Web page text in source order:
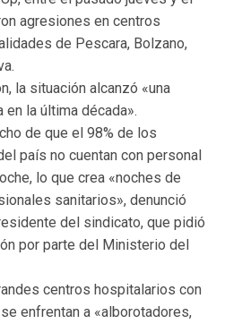
agresiones en centros
de Pescara, Bolzano,
la situación alcanzó «una
en la última década».
de que el 98% de los
país no cuentan con personal
lo que crea «noches de
sanitarios», denunció
del sindicato, que pidió
por parte del Ministerio del
centros hospitalarios con
enfrentan a «alborotadores,